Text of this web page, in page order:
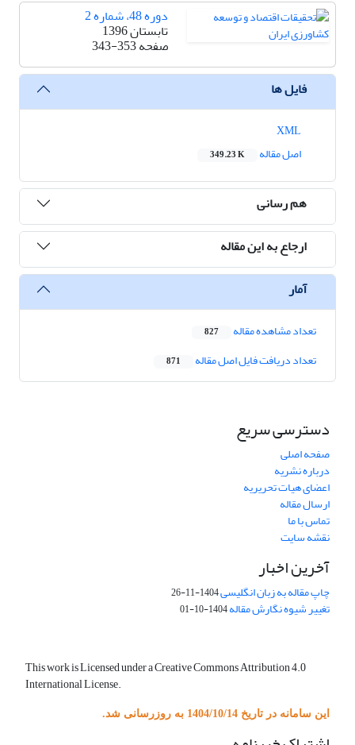
دوره 48، شماره 2
تابستان 1396
صفحه343-353
فایل ها
اصل مقاله
349.23 K
هم رسانی
ارجاع به این مقاله
آمار
تعداد مشاهده مقاله 827
تعداد دریافت فایل اصل مقاله 871
دسترسی سریع
صفحه اصلی
درباره نشریه
اعضای هیات تحریریه
ارسال مقاله
تماس با ما
نقشه سایت
آخرین اخبار
چاپ مقاله به زبان انگلیسی1404-11-26
تغییر شیوه نگارش مقاله1404-10-01
This work is Licensed under a Creative Commons Attribution 4.0
International License.
این سامانه در تاریخ 1404/10/14 به روزرسانی شد.